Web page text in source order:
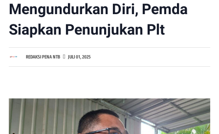
Mengundurkan Diri, Pemda
Siapkan Penunjukan Plt
REDAKSI PENA NTB JULI 01, 2025